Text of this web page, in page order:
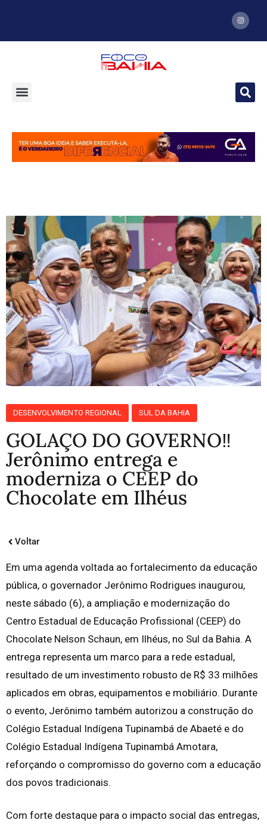
DESENVOLVIMENTO REGIONAL SUL DA BAHIA
GOLAÇO DO GOVERNO‼️
Jerônimo entrega e
moderniza o CEEP do
Chocolate em Ilhéus
Voltar
Em uma agenda voltada ao fortalecimento da educação
pública, o governador Jerônimo Rodrigues inaugurou,
neste sábado (6), a ampliação e modernização do
Centro Estadual de Educação Profissional (CEEP) do
Chocolate Nelson Schaun, em Ilhéus, no Sul da Bahia. A
entrega representa um marco para a rede estadual,
resultado de um investimento robusto de R$ 33 milhões
aplicados em obras, equipamentos e mobiliário. Durante
o evento, Jerônimo também autorizou a construção do
Colégio Estadual Indígena Tupinambá de Abaeté e do
Colégio Estadual Indígena Tupinambá Amotara,
reforçando o compromisso do governo com a educação
dos povos tradicionais.
Com forte destaque para o impacto social das entregas,